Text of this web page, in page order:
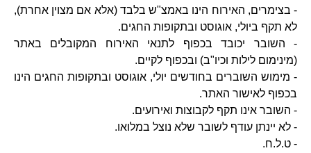
- בצימרים, האירוח הינו באמצ"ש בלבד (אלא אם מצוין אחרת),
לא תקף ביולי, אוגוסט ובתקופות החגים.
- השובר יכובד בכפוף לתנאי האירוח המקובלים באתר
(מינימום לילות וכיו"ב) ובכפוף לקיים.
- מימוש השוברים בחודשים יולי, אוגוסט ובתקופות החגים הינו
בכפוף לאישור האתר.
- השובר אינו תקף לקבוצות ואירועים.
- לא יינתן עודף לשובר שלא נוצל במלואו.
- ט.ל.ח.